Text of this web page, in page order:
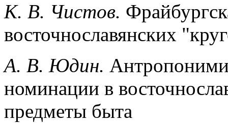
К. В. Чистов.
восточнославянских
А. В. Юдин.
номинации в
предметы быта